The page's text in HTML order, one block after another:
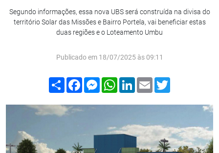
Segundo informações, essa nova UBS será construída na divisa do
território Solar das Missões e Bairro Portela, vai beneficiar estas
duas regiões e o Loteamento Umbu
Publicado em 18/07/2025 às 09:11
Compartilhar
FacebookMessenger
WhatsApp
LinkedIn
Email